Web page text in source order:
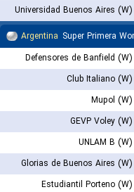
Universidad Buenos Aires (W)
Argentina Super Primera
Defensores de Banfield (W)
Club Italiano (W)
Mupol (W)
GEVP Voley (W)
UNLAM B (W)
Glorias de Buenos Aires (W)
Estudiantil Porteno (W)